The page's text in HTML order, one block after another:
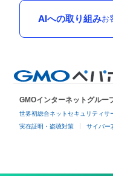
AIへの取り組みお
GMOインターネットグルー
世界初総合ネットセキュリティサ
実在証明・盗聴対策 サイバー